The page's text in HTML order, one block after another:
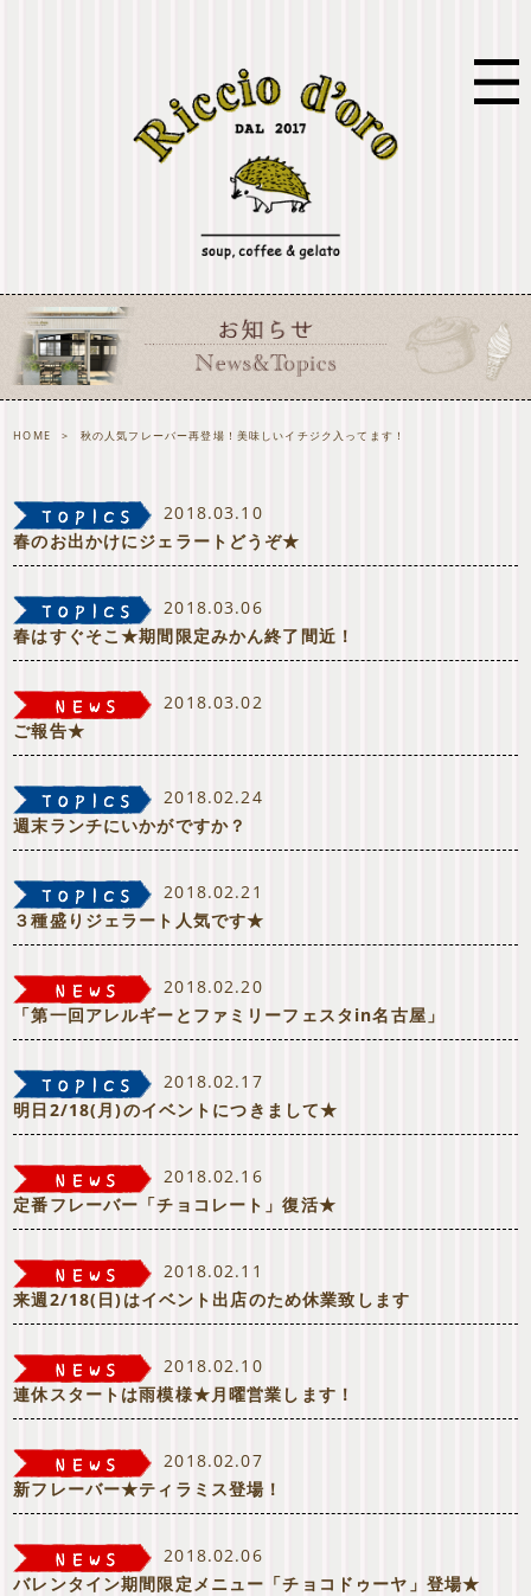
HOME > 秋の人気フレーバー再登場！美味しいイチジク入ってます！
2018.03.10
春のお出かけにジェラートどうぞ★
2018.03.06
春はすぐそこ★期間限定みかん終了間近！
2018.03.02
ご報告★
2018.02.24
週末ランチにいかがですか？
2018.02.21
３種盛りジェラート人気です★
2018.02.20
「第一回アレルギーとファミリーフェスタin名古屋」
2018.02.17
明日2/18(月)のイベントにつきまして★
2018.02.16
定番フレーバー「チョコレート」復活★
2018.02.11
来週2/18(日)はイベント出店のため休業致します
2018.02.10
連休スタートは雨模様★月曜営業します！
2018.02.07
新フレーバー★ティラミス登場！
2018.02.06
バレンタイン期間限定メニュー「チョコドゥーヤ」登場★